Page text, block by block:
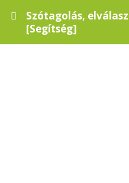
Szótagolás,
[Segítség]
Szótagolás,